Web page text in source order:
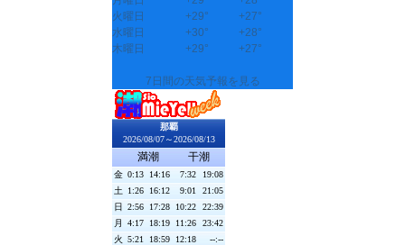
火曜日
+29° +27°
水曜日
+30° +28°
木曜日
+29° +27°
7日間の天気予報を見る